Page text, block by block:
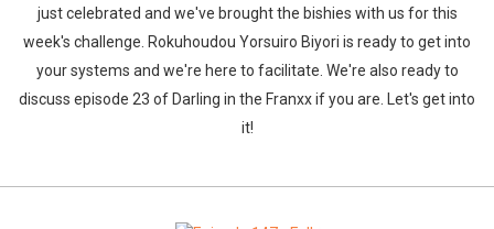
just celebrated and we've brought the bishies with us for this
week's challenge. Rokuhoudou Yorsuiro Biyori is ready to get into
your systems and we're here to facilitate. We're also ready to
discuss episode 23 of Darling in the Franxx if you are. Let's get into
it!